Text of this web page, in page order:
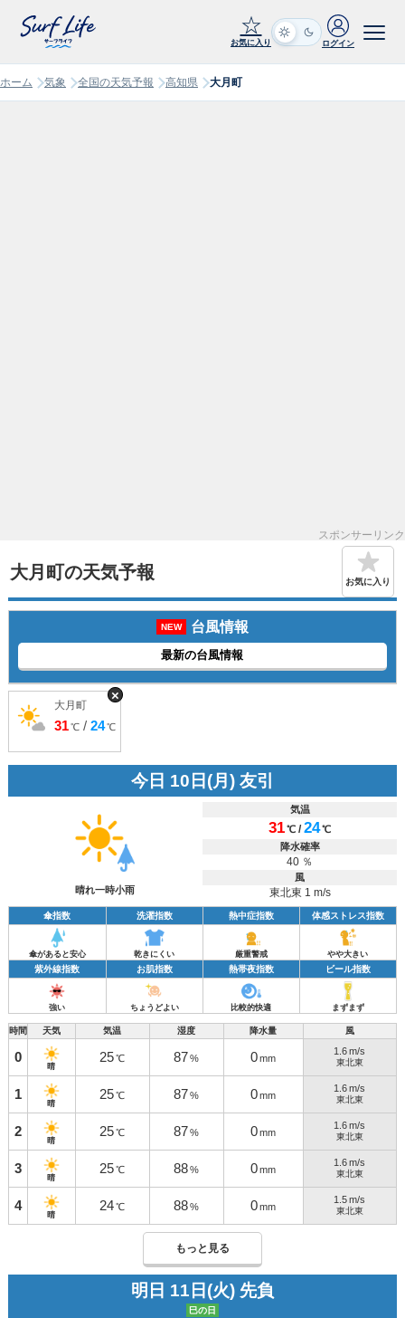
☆
お気に入り ログイン
ホーム 気象 全国の天気予報 高知県 大月町
スポンサーリンク
大月町の天気予報 お気に入り
NEW 台風情報
最新の台風情報
大月町
31℃/ 24℃
×
今日 10日(月) 友引
晴れ一時小雨
気温
31℃ /24℃
降水確率
40 ％
風
東北東 1 m/s
傘指数 洗濯指数 熱中症指数 体感ストレス指数
傘があると安心 乾きにくい 厳重警戒 やや大きい
紫外線指数 お肌指数 熱帯夜指数 ビール指数
強い ちょうどよい 比較的快適 まずまず
時間 天気 気温 湿度 降水量 風
0
晴
25 ℃ 87 % 0 mm
1.6 m/s
東北東
1
晴
25 ℃ 87 % 0 mm
1.6 m/s
東北東
2
晴
25 ℃ 87 % 0 mm
1.6 m/s
東北東
3
晴
25 ℃ 88 % 0 mm
1.6 m/s
東北東
4
晴
24 ℃ 88 % 0 mm
1.5 m/s
東北東
もっと見る
明日 11日(火) 先負
巳の日